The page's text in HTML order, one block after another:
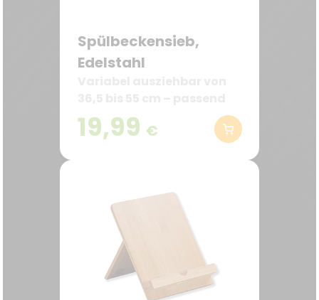
Spülbeckensieb,
Edelstahl
für viele Spülbecken
19,99 €